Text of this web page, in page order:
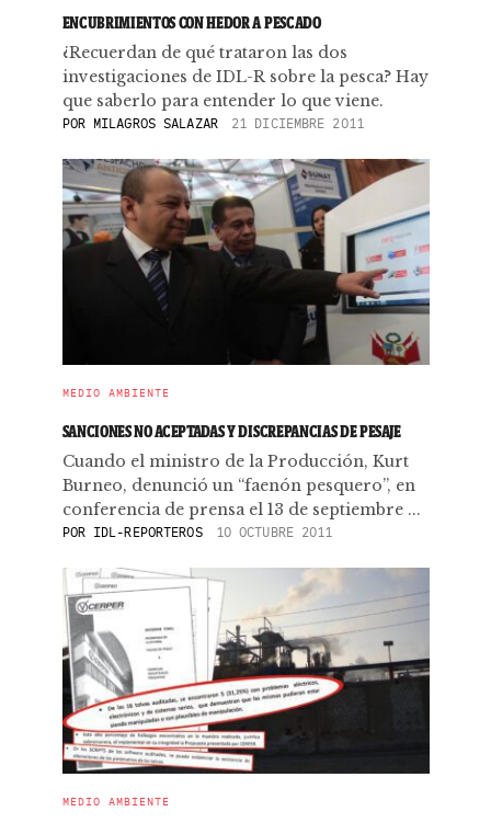
ENCUBRIMIENTOS CON HEDOR A PESCADO
¿Recuerdan de qué trataron las dos
investigaciones de IDL-R sobre la pesca? Hay
que saberlo para entender lo que viene.
PORMILAGROS SALAZAR 21 DICIEMBRE 2011
MEDIO AMBIENTE
SANCIONES NO ACEPTADAS Y DISCREPANCIAS DE PESAJE
Cuando el ministro de la Producción, Kurt
Burneo, denunció un “faenón pesquero”, en
conferencia de prensa el 13 de septiembre ...
POR IDL-REPORTEROS 10 OCTUBRE 2011
MEDIO AMBIENTE